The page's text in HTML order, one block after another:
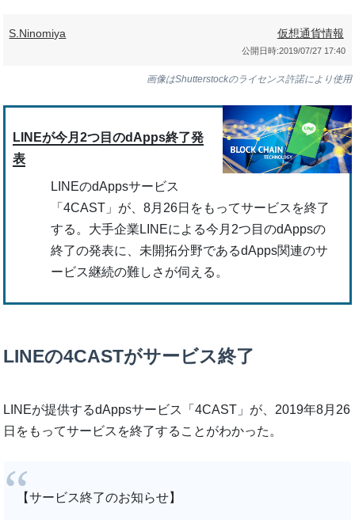
S.Ninomiya 仮想通貨情報
公開日時:2019/07/27 17:40
画像はShutterstockのライセンス許諾により使用
LINEが今月2つ目のdApps終了発
表
LINEのdAppsサービス
「4CAST」が、8月26日をもってサービスを終了
する。大手企業LINEによる今月2つ目のdAppsの
終了の発表に、未開拓分野であるdApps関連のサ
ービス継続の難しさが伺える。
LINEの4CASTがサービス終了
LINEが提供するdAppsサービス「4CAST」が、2019年8月26
日をもってサービスを終了することがわかった。
【サービス終了のお知らせ】